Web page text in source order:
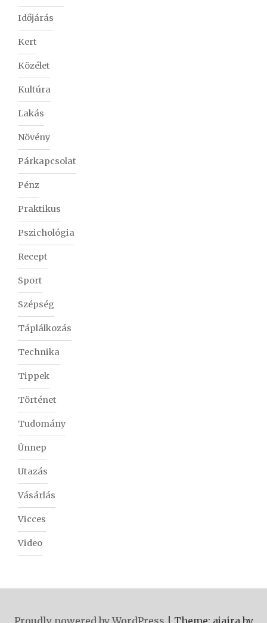
Időjárás
Kert
Közélet
Kultúra
Lakás
Növény
Párkapcsolat
Pénz
Praktikus
Pszichológia
Recept
Sport
Szépség
Táplálkozás
Technika
Tippek
Történet
Tudomány
Ünnep
Utazás
Vásárlás
Vicces
Video
Proudly powered by WordPress Theme: ajaira by